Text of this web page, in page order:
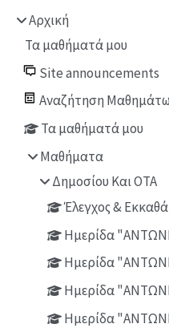
Αρχική
Τα μαθήματά μου
Site announcements
Αναζήτηση
Τα μαθήματά μου
Μαθήματα
Δημοσίου Και ΟΤΑ
Έλεγχος &
Ημερίδα
Ημερίδα
Ημερίδα
Ημερίδα